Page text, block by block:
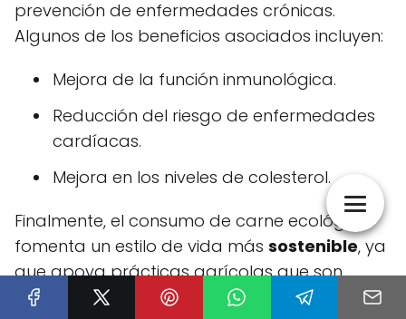
prevención de enfermedades crónicas.
Algunos de los beneficios asociados incluyen:
Mejora de la función inmunológica.
Reducción del riesgo de enfermedades
cardíacas.
Mejora en los niveles de colesterol.
Finalmente, el consumo de carne ecológica
fomenta un estilo de vida más sostenible, ya
que apoya prácticas agrícolas que son
menos perjudiciales para el medio ambiente.